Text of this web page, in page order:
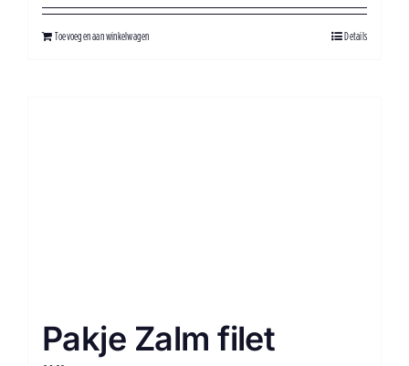
Toevoegen aan winkelwagen Details
Pakje Zalm filet